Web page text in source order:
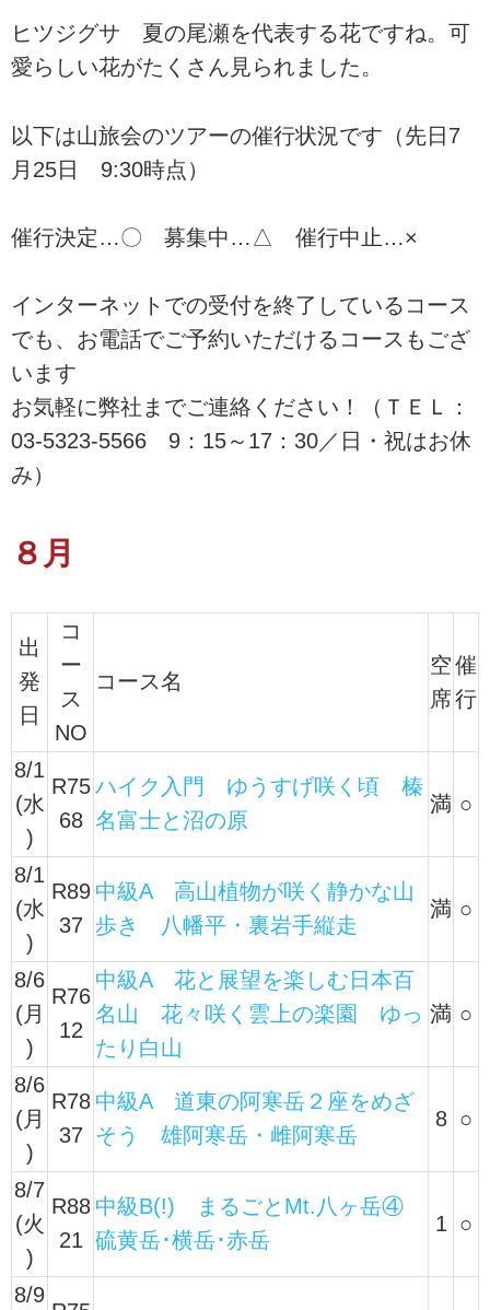
ヒツジグサ 夏の尾瀬を代表する花ですね。可
愛らしい花がたくさん見られました。
以下は山旅会のツアーの催行状況です（先日7
月25日 9:30時点）
催行決定…〇 募集中…△ 催行中止…×
インターネットでの受付を終了しているコース
でも、お電話でご予約いただけるコースもござ
います
お気軽に弊社までご連絡ください！（ＴＥＬ：
03-5323-5566 9：15～17：30／日・祝はお休
み）
８月
出
発
日
コ
ー
ス
NO
コース名
空
席
催
行
8/1
(水
)
R75
68
ハイク入門 ゆうすげ咲く頃 榛
名富士と沼の原
満 ○
8/1
(水
)
R89
37
中級A 高山植物が咲く静かな山
歩き 八幡平・裏岩手縦走
満 ○
8/6
(月
)
R76
12
中級A 花と展望を楽しむ日本百
名山 花々咲く雲上の楽園 ゆっ
たり白山
満 ○
8/6
(月
)
R78
37
中級A 道東の阿寒岳２座をめざ
そう 雄阿寒岳・雌阿寒岳
8 ○
8/7
(火
)
R88
21
中級B(!) まるごとMt.八ヶ岳④
硫黄岳･横岳･赤岳
1 ○
8/9